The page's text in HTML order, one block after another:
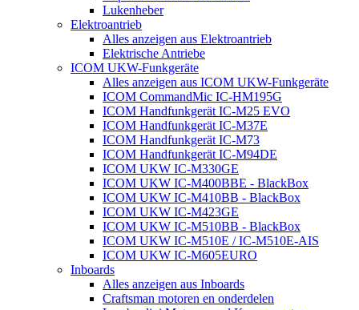
Lukenheber
Elektroantrieb
Alles anzeigen aus Elektroantrieb
Elektrische Antriebe
ICOM UKW-Funkgeräte
Alles anzeigen aus ICOM UKW-Funkgeräte
ICOM CommandMic IC-HM195G
ICOM Handfunkgerät IC-M25 EVO
ICOM Handfunkgerät IC-M37E
ICOM Handfunkgerät IC-M73
ICOM Handfunkgerät IC-M94DE
ICOM UKW IC-M330GE
ICOM UKW IC-M400BBE - BlackBox
ICOM UKW IC-M410BB - BlackBox
ICOM UKW IC-M423GE
ICOM UKW IC-M510BB - BlackBox
ICOM UKW IC-M510E / IC-M510E-AIS
ICOM UKW IC-M605EURO
Inboards
Alles anzeigen aus Inboards
Craftsman motoren en onderdelen